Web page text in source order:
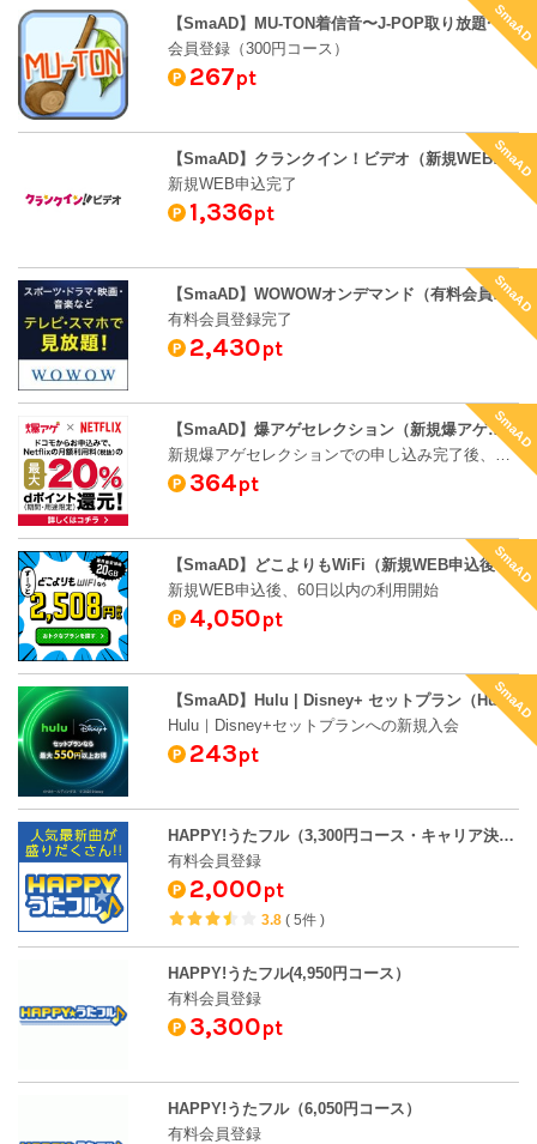
SmaAD
【SmaAD】MU-TON着信音〜J-POP取り放題〜[300円コース]（会員登録（300円コース））
会員登録（300円コース）
267pt
SmaAD
【SmaAD】クランクイン！ビデオ（新規WEB申込完了）
新規WEB申込完了
1,336pt
SmaAD
【SmaAD】WOWOWオンデマンド（有料会員登録完了）
有料会員登録完了
2,430pt
SmaAD
【SmaAD】爆アゲセレクション（新規爆アゲセレクションでの申し込み完了後、NetflixのWebサイトへ遷移し利用登録完了）
新規爆アゲセレクションでの申し込み完了後、NetflixのWebサイトへ遷移し利用登録完了
364pt
SmaAD
【SmaAD】どこよりもWiFi（新規WEB申込後、60日以内の利用開始）
新規WEB申込後、60日以内の利用開始
4,050pt
SmaAD
【SmaAD】Hulu | Disney+ セットプラン（Hulu｜Disney+セットプランへの新規入会）
Hulu｜Disney+セットプランへの新規入会
243pt
HAPPY!うたフル（3,300円コース・キャリア決済）
有料会員登録
2,000pt
3.8(5件 )
HAPPY!うたフル(4,950円コース）
有料会員登録
3,300pt
HAPPY!うたフル（6,050円コース）
有料会員登録